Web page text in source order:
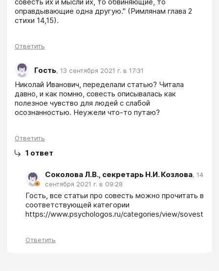
оправдывающие одна другую." (Римлянам глава 2
стихи 14,15).
Ответить
Гость, 13 сентября 2021 г. в 17:31
Николай Иванович, переделали статью? Читала
давно, и как помню, совесть описывалась как
полезное чувство для людей с слабой
осознанностью. Неужели что-то путаю?
Ответить
1 ответ
Соколова Л.В., секретарь Н.И. Козлова, 14
сентября 2021 г. в 09:28
Гость, все статьи про совесть можно прочитать в
соответствующей категории
https://www.psychologos.ru/categories/view/sovest
Ответить